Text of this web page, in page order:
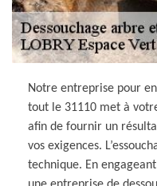
Notre entreprise pour
tout le 31110 met à
afin de fournir un
vos exigences.
technique. En